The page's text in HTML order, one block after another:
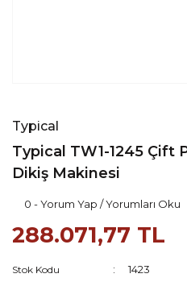
Typical
Typical TW1-1245 Çift
Dikiş Makinesi
0 - Yorum Yap / Yorumları Oku
288.071,77 TL
Stok Kodu 1423